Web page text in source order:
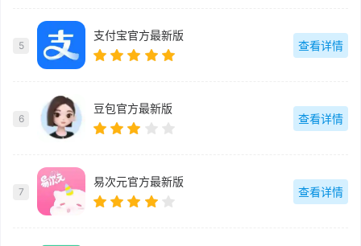
5
支付宝官方最新版
查看详情
6
豆包官方最新版
查看详情
7
易次元官方最新版
查看详情